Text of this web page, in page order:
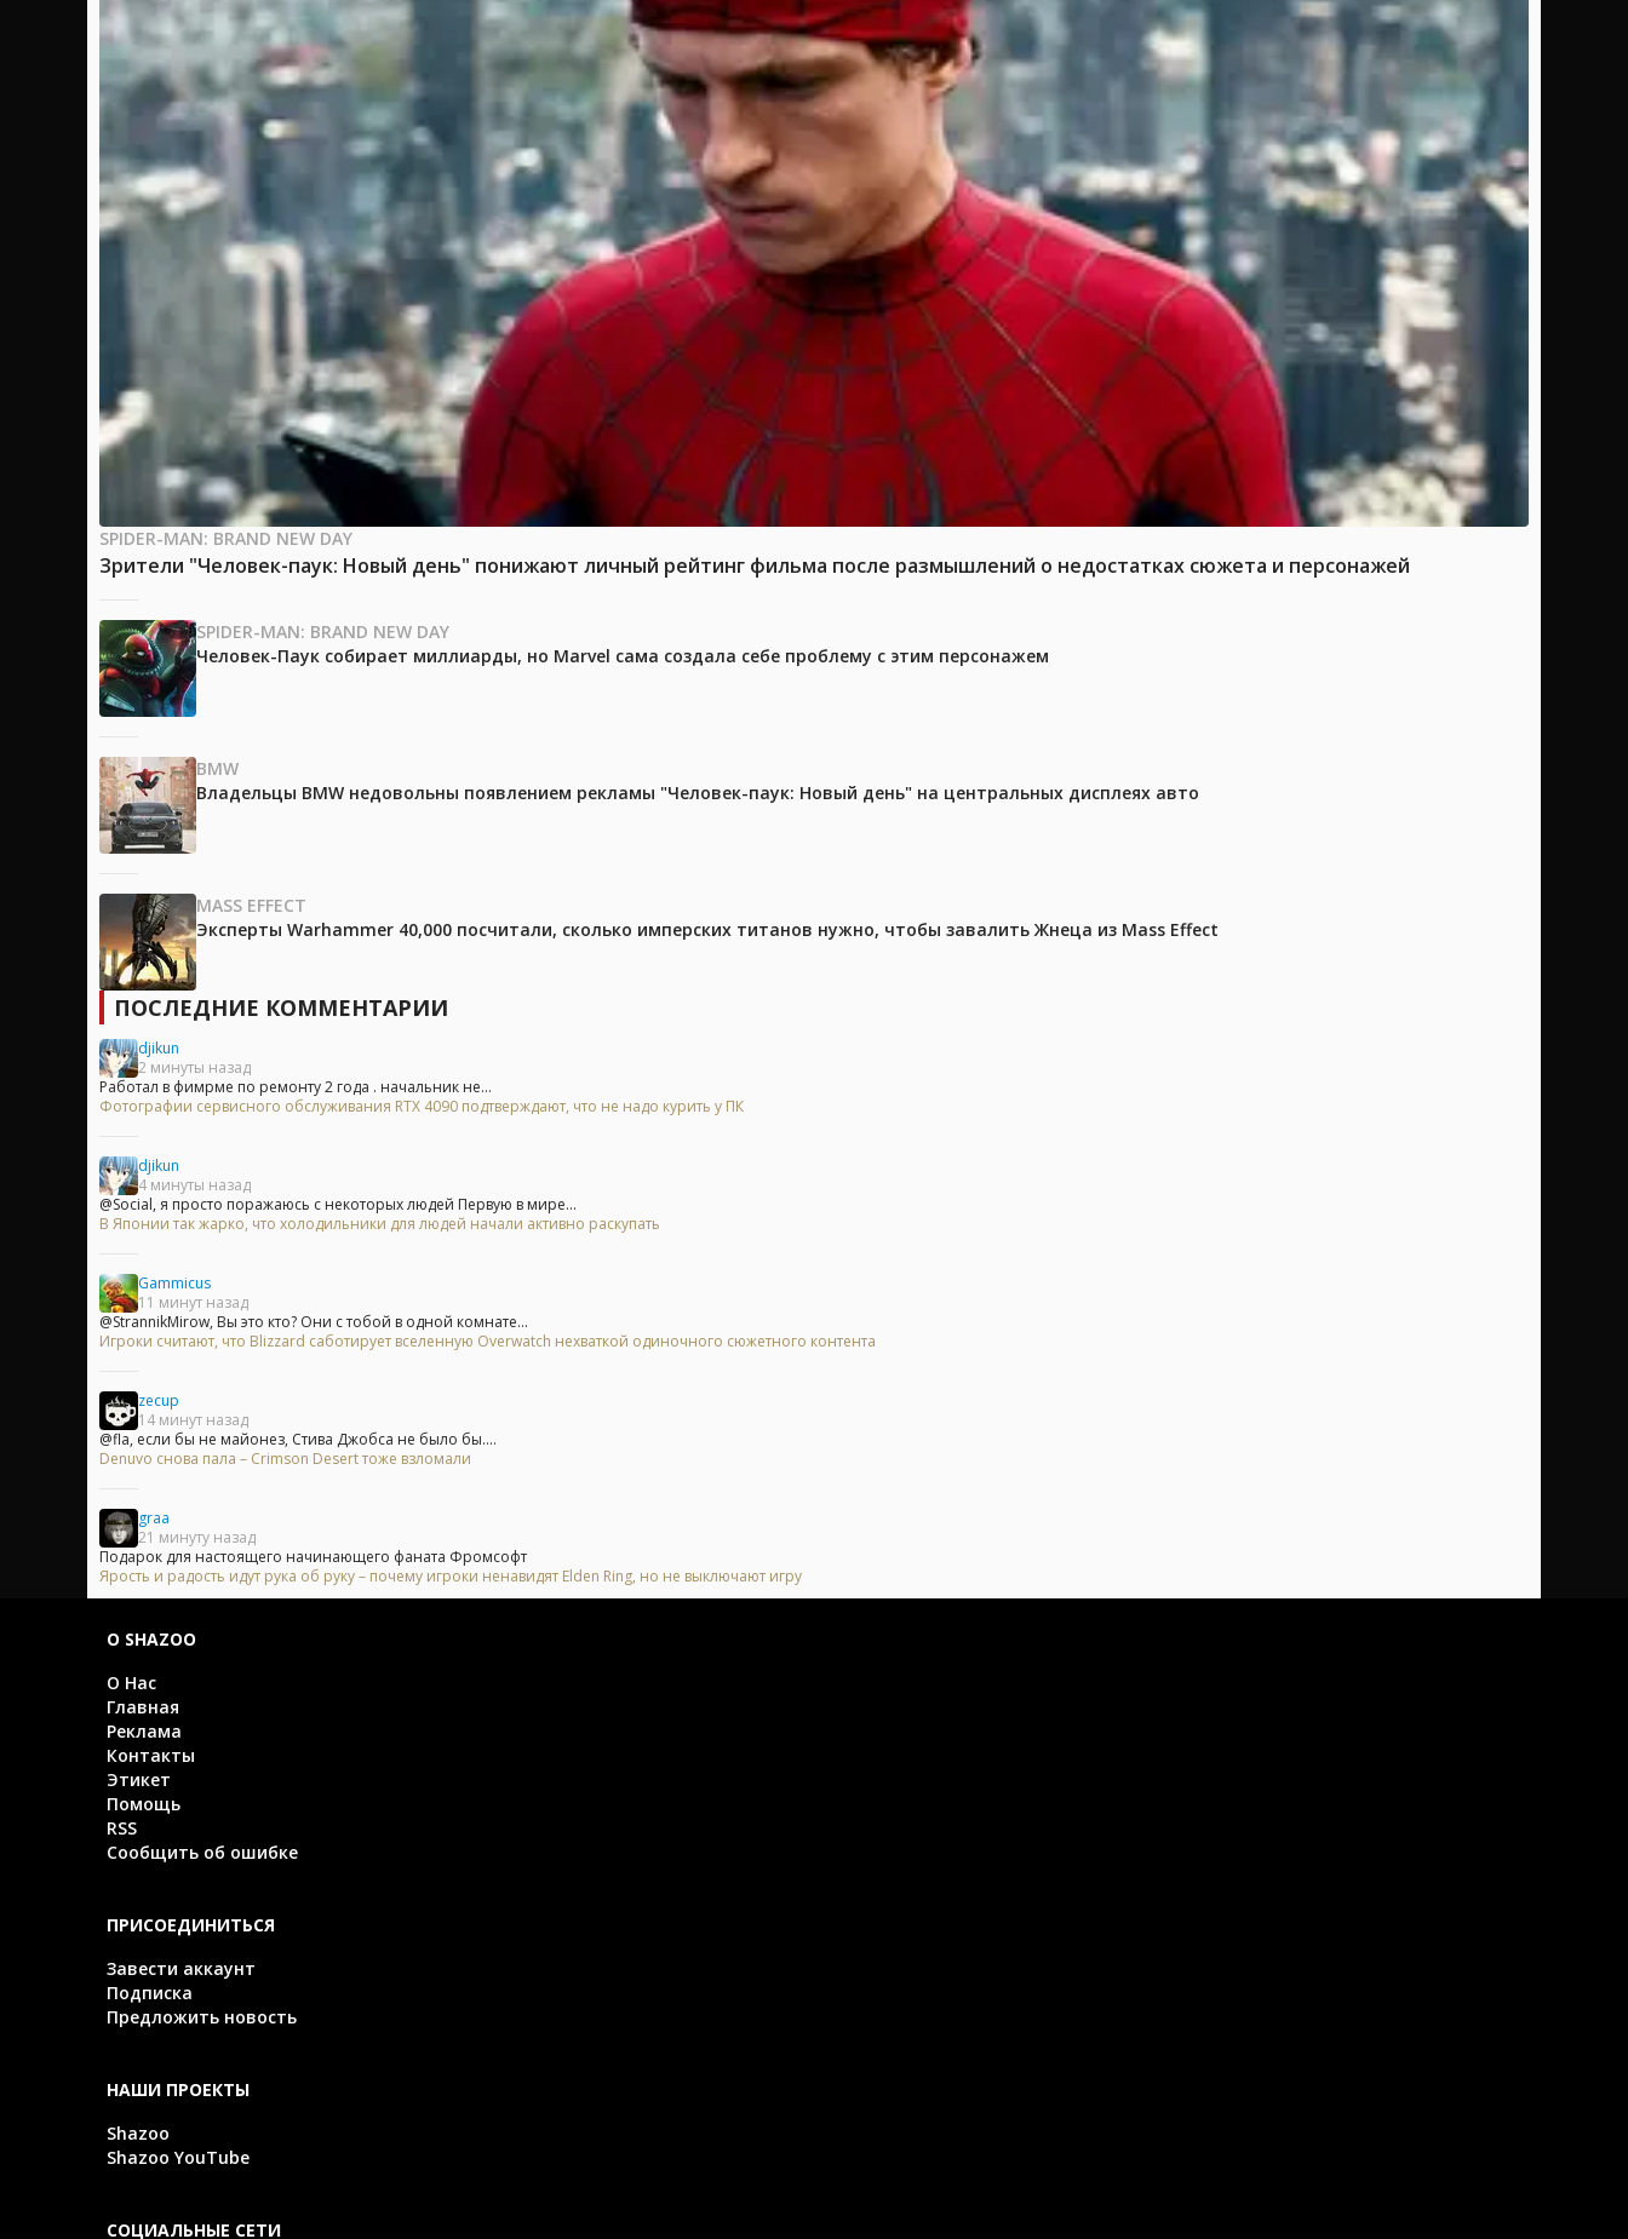
SPIDER-MAN: BRAND NEW DAY
Зрители "Человек-паук: Новый день" понижают личный рейтинг фильма после размышлений о недостатках сюжета и персонажей
SPIDER-MAN: BRAND NEW DAY
Человек-Паук собирает миллиарды, но Marvel сама создала себе проблему с этим персонажем
BMW
Владельцы BMW недовольны появлением рекламы "Человек-паук: Новый день" на центральных дисплеях авто
MASS EFFECT
Эксперты Warhammer 40,000 посчитали, сколько имперских титанов нужно, чтобы завалить Жнеца из Mass Effect
ПОСЛЕДНИЕ КОММЕНТАРИИ
djikun
2 минуты назад
Работал в фимрме по ремонту 2 года . начальник не...
Фотографии сервисного обслуживания RTX 4090 подтверждают, что не надо курить у ПК
djikun
4 минуты назад
@Social, я просто поражаюсь с некоторых людей Первую в мире...
В Японии так жарко, что холодильники для людей начали активно раскупать
Gammicus
11 минут назад
@StrannikMirow, Вы это кто? Они с тобой в одной комнате...
Игроки считают, что Blizzard саботирует вселенную Overwatch нехваткой одиночного сюжетного контента
zecup
14 минут назад
@fla, если бы не майонез, Стива Джобса не было бы....
Denuvo снова пала – Crimson Desert тоже взломали
graa
21 минуту назад
Подарок для настоящего начинающего фаната Фромсофт
Ярость и радость идут рука об руку – почему игроки ненавидят Elden Ring, но не выключают игру
О SHAZOO
О Нас
Главная
Реклама
Контакты
Этикет
Помощь
RSS
Сообщить об ошибке
ПРИСОЕДИНИТЬСЯ
Завести аккаунт
Подписка
Предложить новость
НАШИ ПРОЕКТЫ
Shazoo
Shazoo YouTube
СОЦИАЛЬНЫЕ СЕТИ